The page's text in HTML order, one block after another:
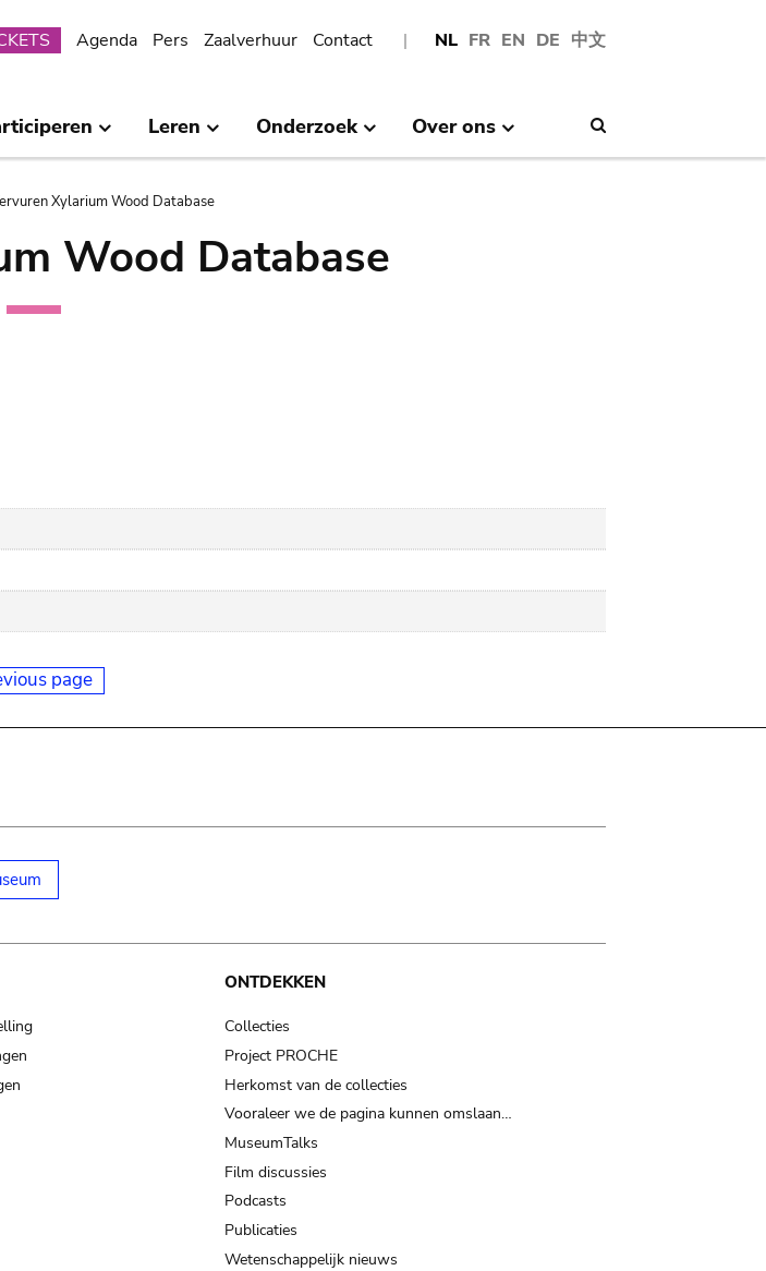
NL FR EN DE 中文
Agenda Pers Zaalverhuur Contact
Leren Onderzoek Over ons
Xylarium Wood Database
Wood Database
page
ONTDEKKEN
Collecties
Project PROCHE
Herkomst van de collecties
Vooraleer we de pagina kunnen omslaan…
MuseumTalks
Film discussies
Podcasts
Publicaties
Wetenschappelijk nieuws